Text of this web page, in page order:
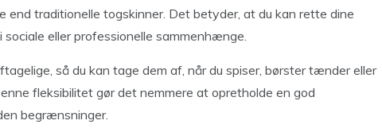
end traditionelle togskinner. Det betyder, at du kan rette dine
eller professionelle sammenhænge.
så du kan tage dem af, når du spiser, børster tænder eller
fleksibilitet gør det nemmere at opretholde en god
begrænsninger.